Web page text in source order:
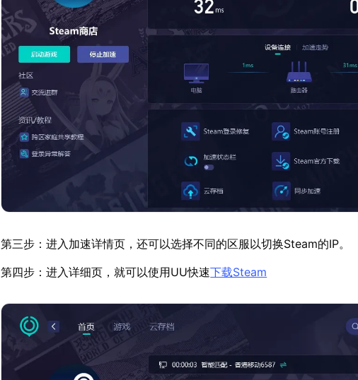
第三步：进入加速详情页，还可以选择不同的区服以切换Steam的IP。
第四步：进入详细页，就可以使用UU快速下载Steam